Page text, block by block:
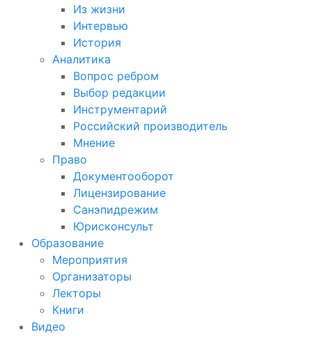
Из жизни
Интервью
История
Аналитика
Вопрос ребром
Выбор редакции
Инструментарий
Российский производитель
Мнение
Право
Документооборот
Лицензирование
Санэпидрежим
Юрисконсульт
Образование
Мероприятия
Организаторы
Лекторы
Книги
Видео